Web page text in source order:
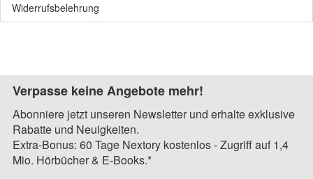
Widerrufsbelehrung
Verpasse keine Angebote mehr!
Abonniere jetzt unseren Newsletter und erhalte exklusive
Rabatte und Neuigkeiten.
Extra-Bonus: 60 Tage Nextory kostenlos - Zugriff auf 1,4
Mio. Hörbücher & E-Books.*